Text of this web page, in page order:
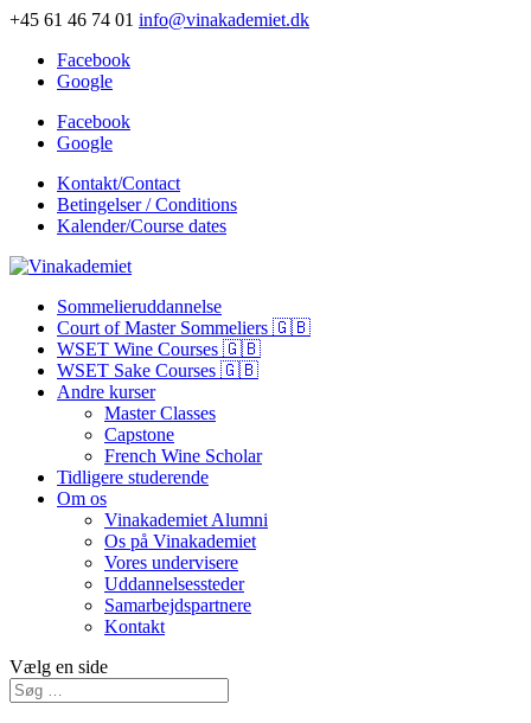
+45 61 46 74 01 info@vinakademiet.dk
Facebook
Google
Facebook
Google
Kontakt/Contact
Betingelser / Conditions
Kalender/Course dates
Sommelieruddannelse
Court of Master Sommeliers 🇬🇧
WSET Wine Courses 🇬🇧
WSET Sake Courses 🇬🇧
Andre kurser
Master Classes
Capstone
French Wine Scholar
Tidligere studerende
Om os
Vinakademiet Alumni
Os på Vinakademiet
Vores undervisere
Uddannelsessteder
Samarbejdspartnere
Kontakt
Vælg en side